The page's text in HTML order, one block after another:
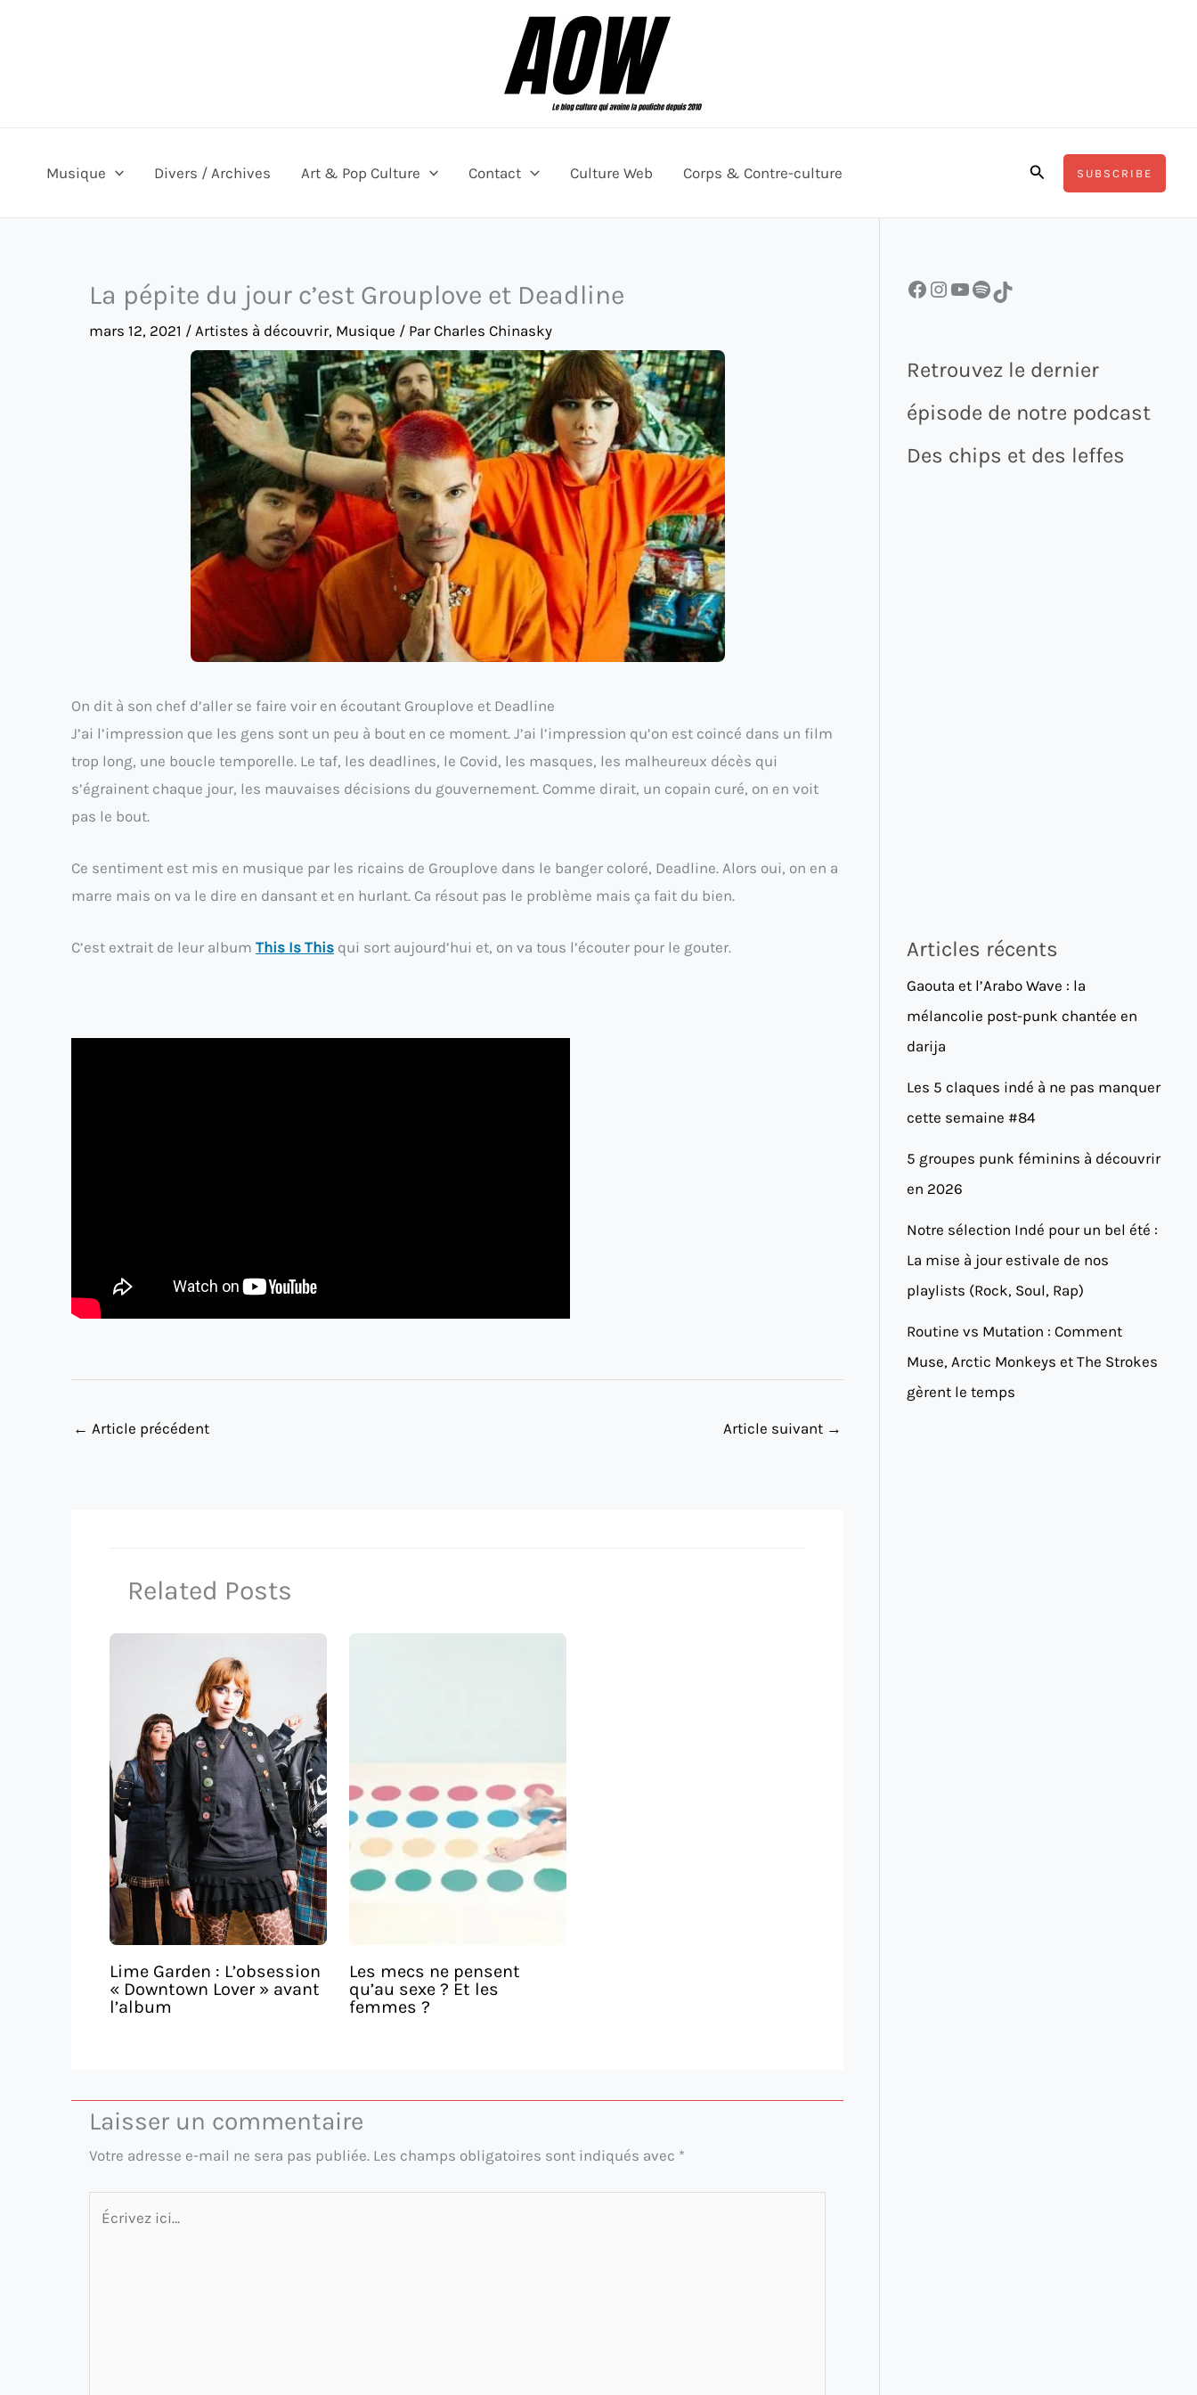
Musique Divers / Archives Art & Pop Culture Contact Culture Web Corps & Contre-culture RechercherSUBSCRIBE
La pépite du jour c’est Grouplove et Deadline
mars 12, 2021 / Artistes à découvrir, Musique / ParCharles Chinasky
On dit à son chef d’aller se faire voir en écoutant Grouplove et Deadline
J’ai l’impression que les gens sont un peu à bout en ce moment. J’ai l’impression qu’on est coincé dans un film
trop long, une boucle temporelle. Le taf, les deadlines, le Covid, les masques, les malheureux décès qui
s’égrainent chaque jour, les mauvaises décisions du gouvernement. Comme dirait, un copain curé, on en voit
pas le bout.
Ce sentiment est mis en musique par les ricains de Grouplove dans le banger coloré, Deadline. Alors oui, on en a
marre mais on va le dire en dansant et en hurlant. Ca résout pas le problème mais ça fait du bien.
C’est extrait de leur album This Is This qui sort aujourd’hui et, on va tous l’écouter pour le gouter.
← Article précédent Article suivant →
Related Posts
Lime Garden : L’obsession
« Downtown Lover » avant
l’album
Les mecs ne pensent
qu’au sexe ? Et les
femmes ?
Laisser un commentaire
Votre adresse e-mail ne sera pas publiée. Les champs obligatoires sont indiqués avec *
Écrivez
Facebook InstagramYouTube Spotify TikTok
Retrouvez le dernier
épisode de notre podcast
Des chips et des leffes
Articles récents
Gaouta et l’Arabo Wave : la
mélancolie post-punk chantée en
darija
Les 5 claques indé à ne pas manquer
cette semaine #84
5 groupes punk féminins à découvrir
en 2026
Notre sélection Indé pour un bel été :
La mise à jour estivale de nos
playlists (Rock, Soul, Rap)
Routine vs Mutation : Comment
Muse, Arctic Monkeys et The Strokes
gèrent le temps